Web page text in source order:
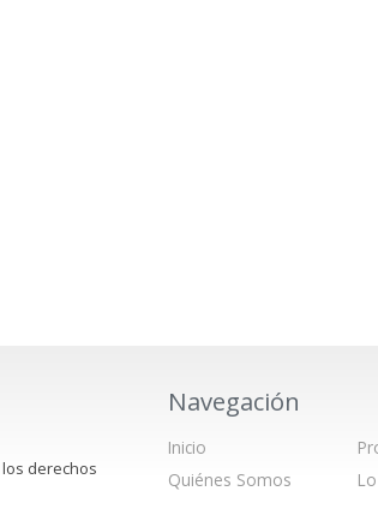
derechos
Navegación
Inicio
Quiénes Somos